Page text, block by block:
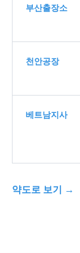
부산출장소
천안공장
베트남지사
약도로 보기